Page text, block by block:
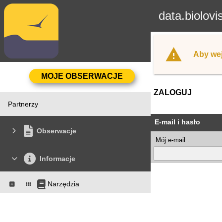
Partnerzy
Obserwacje
Informacje
Narzędzia
Aby
ZALOGUJ
E-mail i hasło
Mój e-mail :